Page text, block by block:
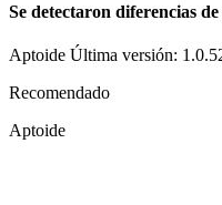
Se detectaron diferencias
Aptoide Última versión:
Recomendado
Aptoide